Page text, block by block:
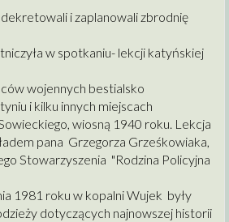
i zaplanowali zbrodnię
w spotkaniu- lekcji katyńskiej
wojennych bestialsko
i kilku innych miejscach
wiosną 1940 roku. Lekcja
pana Grzegorza Grześkowiaka,
Stowarzyszenia "Rodzina Policyjna
1981 roku w kopalni Wujek były
dotyczących najnowszej historii